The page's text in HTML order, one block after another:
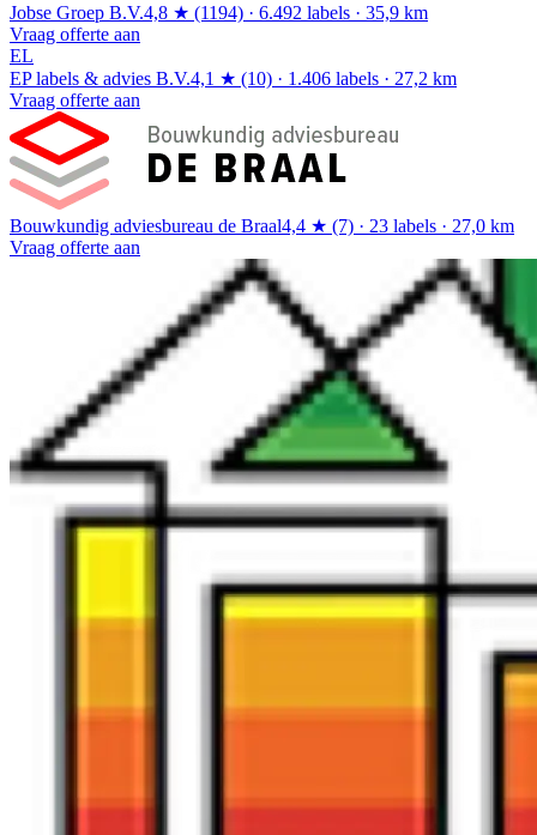
Jobse Groep B.V.4,8 ★ (1194) · 6.492 labels · 35,9 km
Vraag offerte aan
EL
EP labels & advies B.V.4,1 ★ (10) · 1.406 labels · 27,2 km
Vraag offerte aan
Bouwkundig adviesbureau de Braal4,4 ★ (7) · 23 labels · 27,0 km
Vraag offerte aan